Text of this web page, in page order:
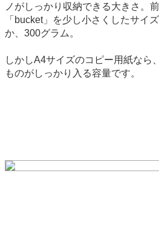
ノがしっかり収納できる大きさ。
「bucket」を少し小さくしたサイ
か、300グラム。
しかしA4サイズのコピー用紙なら
ものがしっかり入る容量です。